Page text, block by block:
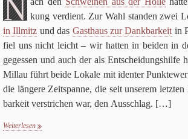
Markttag
Hortikultur
Werkzeug
Bibliothek
Schaustücke
Potpourri
Rezepte
N kung ver­dient. Zur Wahl stan­den zwei
in Ill­mitz und das Gast­haus zur Dank­bar­keit in
fiel uns nicht leicht – wir hat­ten in bei­den in
geges­sen und auch der als Ent­schei­dungs­hilfe
Mil­lau führt beide Lokale mit iden­ter
die län­gere Zeit­spanne, die seit unse­rem
bar­keit ver­stri­chen war, den Ausschlag. […]
Weiterlesen